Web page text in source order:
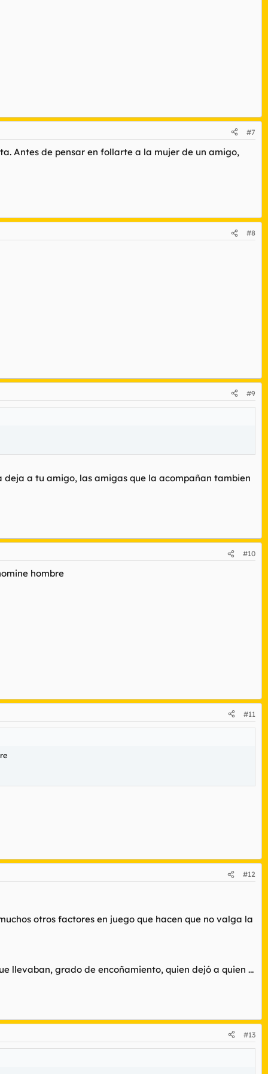
#7
Antes de pensar en follarte a la mujer de un amigo,
#8
#9
deja a tu amigo, las amigas que la acompañan tambien
#10
hombre
#11
#12
otros factores en juego que hacen que no valga la
llevaban, grado de encoñamiento, quien dejó a quien ...
#13